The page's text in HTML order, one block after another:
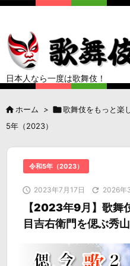
日本人なら一度は歌舞伎！
 ホーム > 歌舞伎をもっと楽
5年（2023）
令和5年（2023）
 2023年7月17日  2026年
【2023年9月】歌
目吉右衛門を偲ぶ秀